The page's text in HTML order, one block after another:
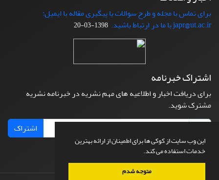
این وب سایت از کوکی ها برای اطمینان از ارائه بهترین
خدمات استفاده می کند.
متوجه شدم
برای تماس با مجله و طرح سوالات یا پیگیری مقاله با ایمیل:
japr@ut.ac.ir با ما در ارتباط باشید.
1398-03-20
اشتراک خبرنامه
برای دریافت اخبار و اطلاعیه های مهم نشریه در خبرنامه نشریه
مشترک شوید.
اشتراک